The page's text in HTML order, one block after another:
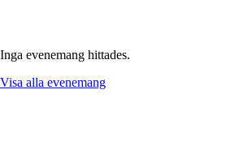
Inga evenemang hittades.
Visa alla evenemang